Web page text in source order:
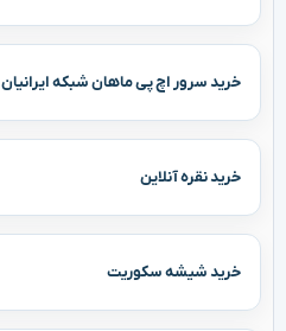
خرید سرور اچ پی ماهان شبکه ایرانیان
خرید نقره آنلاین
خرید شیشه سکوریت